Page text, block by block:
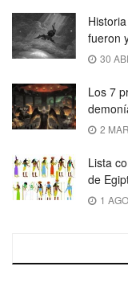
fueron
30
Los 7
2
Lista
de
1